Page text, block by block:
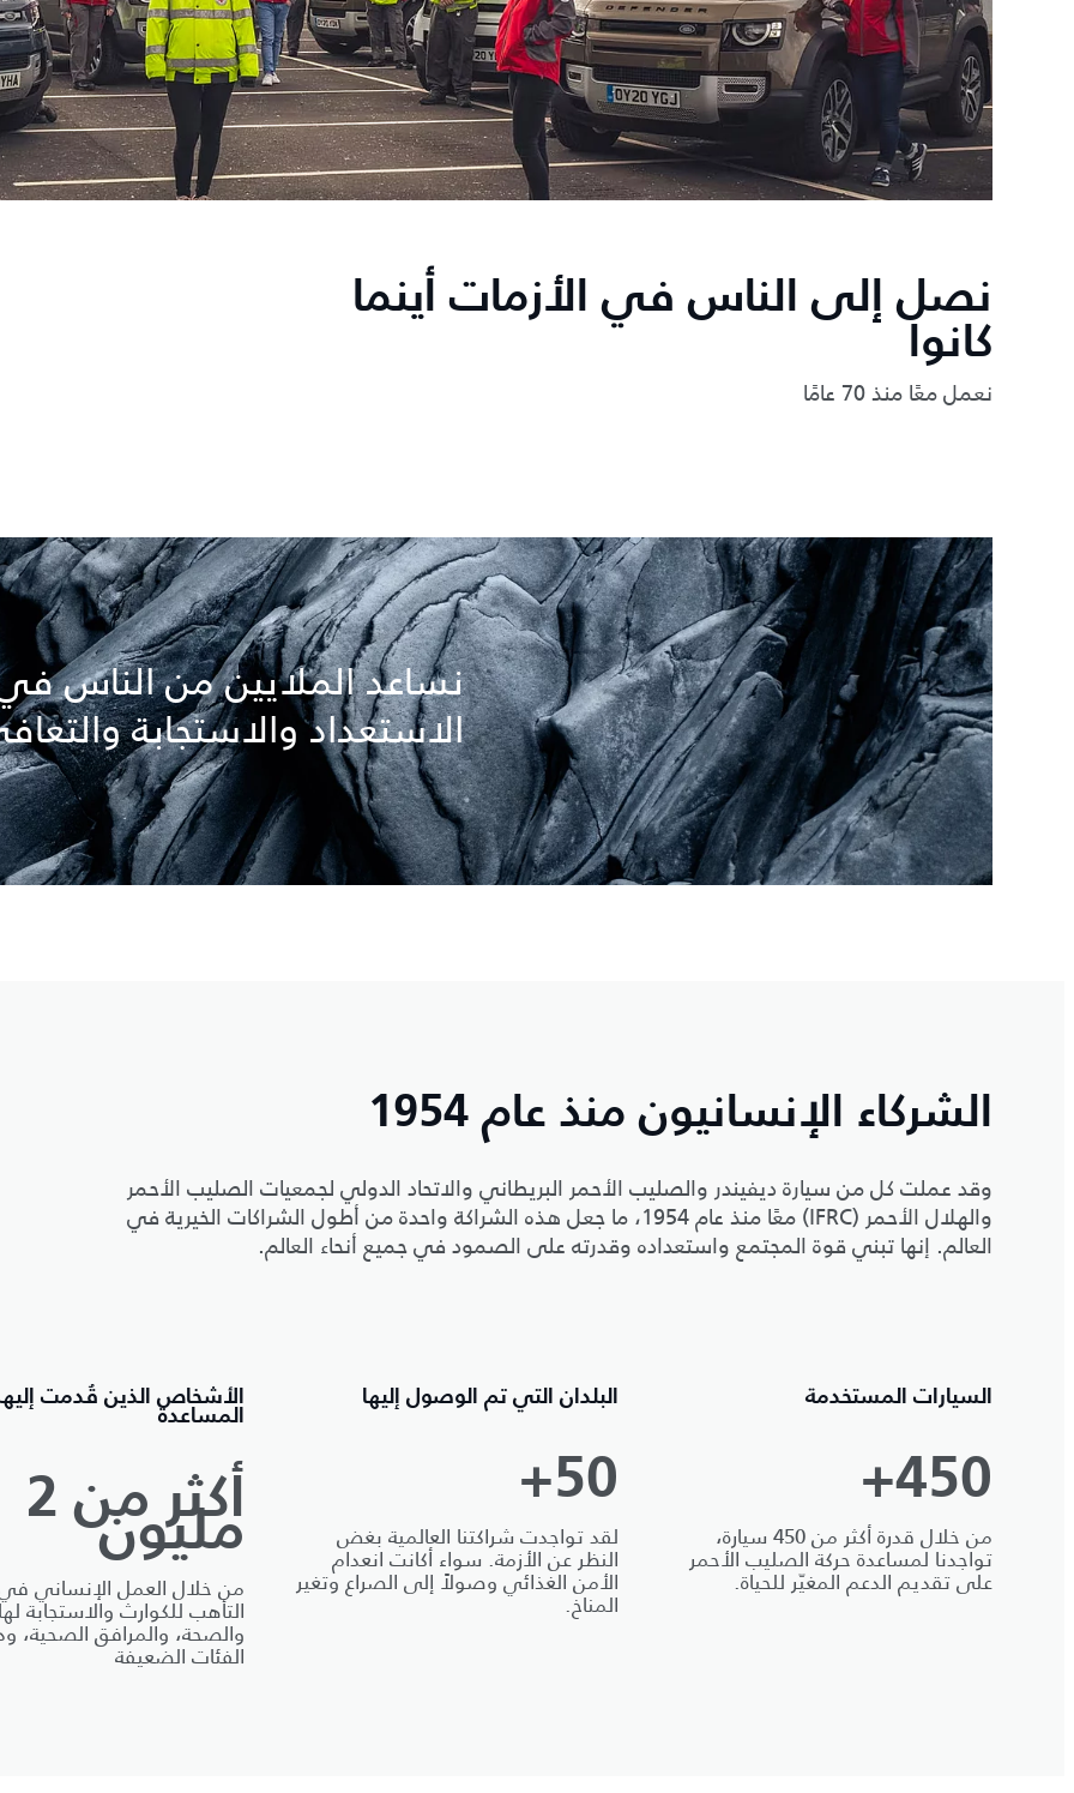
نصل إلى الناس في الأزمات أينما
كانوا
نعمل معًا منذ 70 عامًا
نساعد الملايين من الناس
الاستعداد والاستجابة
الشركاء الإنسانيون منذ عام 1954
وقد عملت كل من سيارة ديفيندر والصليب الأحمر البريطاني والاتحاد الدولي لجمعيات الصليب الأحمر
والهلال الأحمر (IFRC) معًا منذ عام 1954، ما جعل هذه الشراكة واحدة من أطول الشراكات الخيرية في
العالم. إنها تبني قوة المجتمع واستعداده وقدرته على الصمود في جميع أنحاء العالم.
السيارات المستخدمة
450+
من خلال قدرة أكثر من 450 سيارة،
تواجدنا لمساعدة حركة الصليب الأحمر
على تقديم الدعم المغيّر للحياة.
البلدان التي تم الوصول إليها
50+
لقد تواجدت شراكتنا العالمية بغض
النظر عن الأزمة. سواء أكانت انعدام
الأمن الغذائي وصولاً إلى الصراع وتغير
المناخ.
الأشخاص الذين قُدمت
المساعدة
أكثر من 2
مليون
من خلال العمل الإنساني
التأهب للكوارث والاستجابة
والصحة، والمرافق الصحية،
الفئات الضعيفة